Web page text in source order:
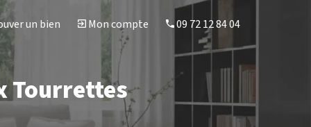
un bien Mon compte 09 72 12 84 04
Tourrettes